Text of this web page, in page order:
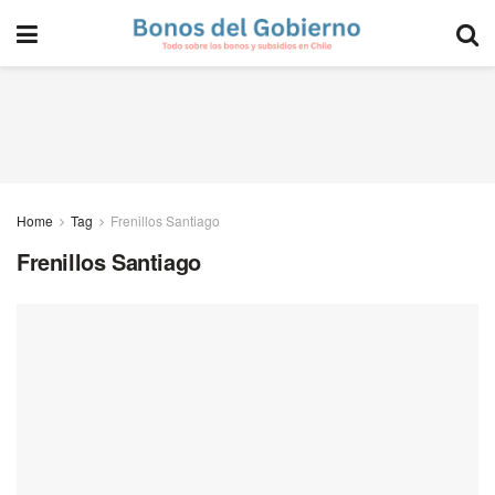
Home Tag Frenillos Santiago
Frenillos Santiago